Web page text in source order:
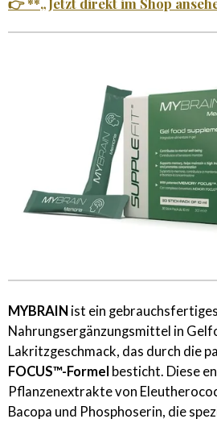
MYBRAIN ist ein gebrauchsfertiges
Nahrungsergänzungsmittel in
Lakritzgeschmack, das durch die
FOCUS™-Formel besticht. Diese
Pflanzenextrakte von
Bacopa und Phosphoserin, die